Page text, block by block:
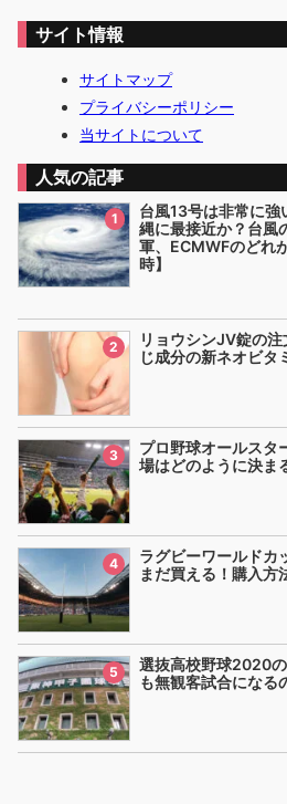
サイト情報
サイトマップ
プライバシーポリシー
当サイトについて
人気の記事
1
台風13号は非常に
縄に最接近か？台風
軍、ECMWFのどれ
時】
2
リョウシンJV錠の
じ成分の新ネオビタ
3
プロ野球オールスタ
場はどのように決ま
4
ラグビーワールドカ
まだ買える！購入方
5
選抜高校野球2020
も無観客試合になる